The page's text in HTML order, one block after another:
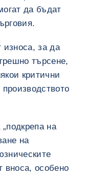
да бъдат
износа, за да
търсене,
критични
производството
на
на
вноса, особено